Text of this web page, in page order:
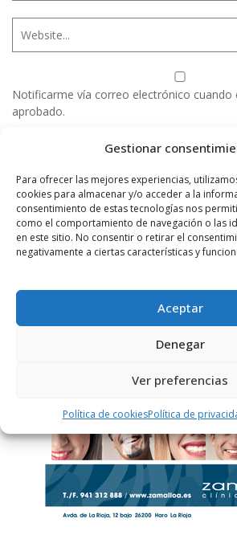
Gestionar
Para ofrecer las mejores experiencias,
cookies para almacenar y/o acceder a la
consentimiento de estas tecnologías nos
como el comportamiento de navegación o las
en este sitio. No consentir o retirar el
negativamente a ciertas características y
Aceptar
Denegar
Ver preferencias
Política de cookiesPolítica de
Notificarme vía correo electrónico cuando
aprobado.
Este sitio usa Akismet para
PUBLICIDAD